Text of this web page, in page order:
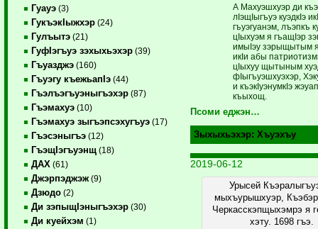
Гуауэ (3)
ГукъэкIыжхэр (24)
Гулъытэ (21)
ГуфIэгъуэ зэхыхьэхэр (39)
Гъуазджэ (160)
Гъуэгу къежьапIэ (44)
Гъэлъэгъуэныгъэхэр (87)
Гъэмахуэ (10)
Гъэмахуэ зыгъэпсэхугъуэ (17)
Гъэсэныгъэ (12)
ГъэщIэгъуэнщ (18)
ДАХ (61)
Джэрпэджэж (9)
Дзюдо (2)
Ди зэпыщIэныгъэхэр (30)
Ди куейхэм (1)
А Махуэшхуэр ди
лIэщIыгъуэ куэдкIэ
гъуэгуанэм, лъэпкъ
цIыхуэм я гъащIэр
имыIэу зэрыщытым
икIи абы
цIыхуу щытыным
фIыгъуэшхуэхэр,
и къэкIуэнумкIэ
къыхощ.
Псоми еджэн…
Зыхыхьэхэр: Хъуэхъу
2019-06-12
Урысей
мыхъурышхуэр,
Черкасскэпщыхэмрэ я
хэту. 1698 гъэ.